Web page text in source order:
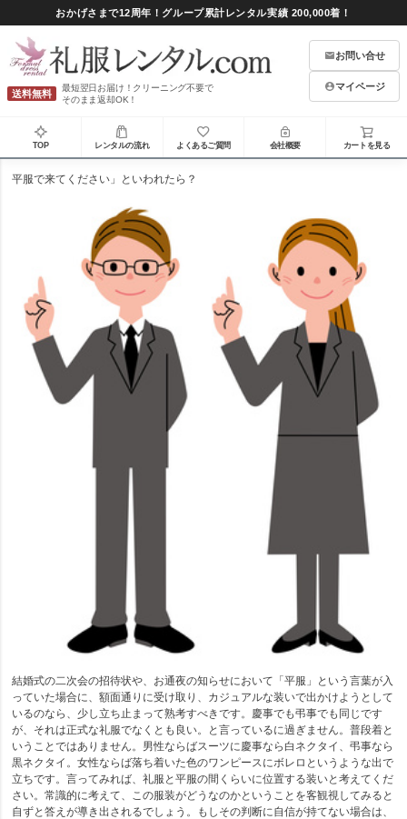
おかげさまで12周年！グループ累計レンタル実績 200,000着！
送料無料
最短翌日お届け！クリーニング不要で
そのまま返却OK！
お問い合せ
マイページ
TOP レンタルの流れ よくあるご質問 会社概要 カートを見る
平服で来てください」といわれたら？
結婚式の二次会の招待状や、お通夜の知らせにおいて「平服」という言葉が入
っていた場合に、額面通りに受け取り、カジュアルな装いで出かけようとして
いるのなら、少し立ち止まって熟考すべきです。慶事でも弔事でも同じです
が、それは正式な礼服でなくとも良い。と言っているに過ぎません。普段着と
いうことではありません。男性ならばスーツに慶事なら白ネクタイ、弔事なら
黒ネクタイ。女性ならば落ち着いた色のワンピースにボレロというような出で
立ちです。言ってみれば、礼服と平服の間くらいに位置する装いと考えてくだ
さい。常識的に考えて、この服装がどうなのかということを客観視してみると
自ずと答えが導き出されるでしょう。もしその判断に自信が持てない場合は、